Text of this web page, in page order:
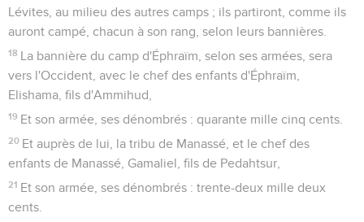
Lévites, au milieu des autres camps ; ils partiront, comme ils
auront campé, chacun à son rang, selon leurs bannières.
18 La bannière du camp d'Éphraïm, selon ses armées, sera
vers l'Occident, avec le chef des enfants d'Éphraïm,
Elishama, fils d'Ammihud,
19 Et son armée, ses dénombrés : quarante mille cinq cents.
20 Et auprès de lui, la tribu de Manassé, et le chef des
enfants de Manassé, Gamaliel, fils de Pedahtsur,
21 Et son armée, ses dénombrés : trente-deux mille deux
cents.